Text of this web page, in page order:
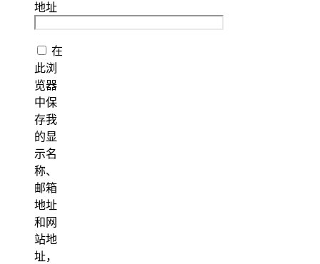
地址
在
此浏
览器
中保
存我
的显
示名
称、
邮箱
地址
和网
站地
址，